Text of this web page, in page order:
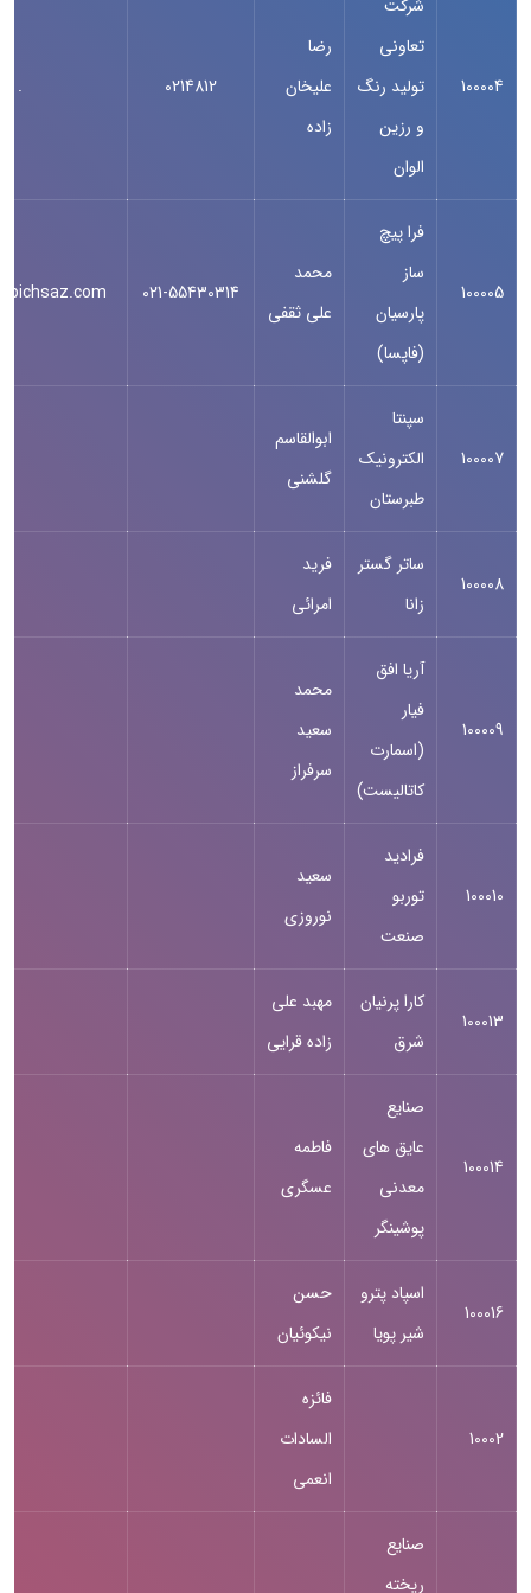
100004
شرکت
تعاونی
تولید رنگ
و رزین
الوان
رضا
علیخان
زاده
0214812
.
100005
فرا پيچ
ساز
پارسيان
(فاپسا)
محمد
علی ثقفی
021-55430314
100007
سپنتا
الکترونیک
طبرستان
ابوالقاسم
گلشنی
100008
ساتر گستر
زانا
فرید
امرائی
100009
آریا افق
فیار
(اسمارت
کاتالیست)
محمد
سعید
سرفراز
100010
فرادید
توربو
صنعت
سعید
نوروزی
100013
کارا پرنیان
شرق
مهبد علی
زاده قرایی
100014
صنایع
عایق های
معدنی
پوشینگر
فاطمه
عسگری
100016
اسپاد پترو
شیر پویا
حسن
نیکوئیان
10002
فائزه
السادات
انعمی
صنایع
ریخته